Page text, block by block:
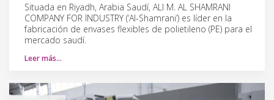
Situada en Riyadh, Arabia Saudí, ALI M. AL SHAMRANI
COMPANY FOR INDUSTRY (‘Al-Shamrani’) es líder en la
fabricación de envases flexibles de polietileno (PE) para el
mercado saudí.
Leer más…